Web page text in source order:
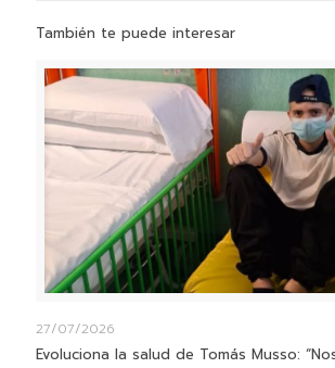
También te puede interesar
27/07/2026
Evoluciona la salud de Tomás Musso: